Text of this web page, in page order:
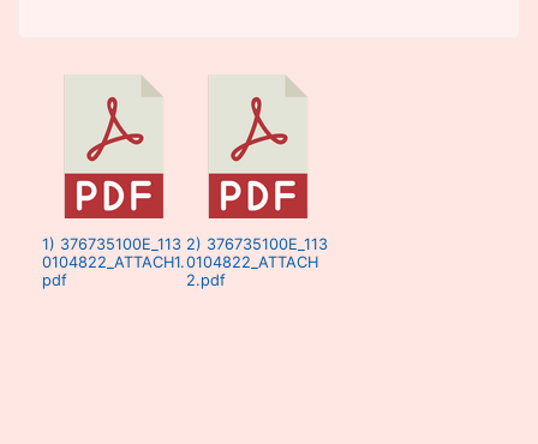
1) 376735100E_113
0104822_ATTACH1.
pdf
2) 376735100E_113
0104822_ATTACH
2.pdf